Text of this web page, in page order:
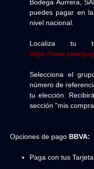
Bodega Aurrera,
puedes pagar en
nivel nacional.
Localiza tu
https://
Selecciona el
número de
tu elección.
sección "mis
Opciones de pago BBVA:
Paga con tus